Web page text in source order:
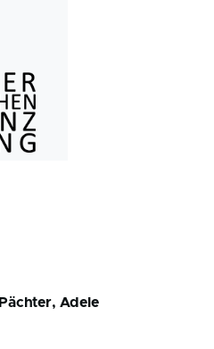
Pächter, Adele